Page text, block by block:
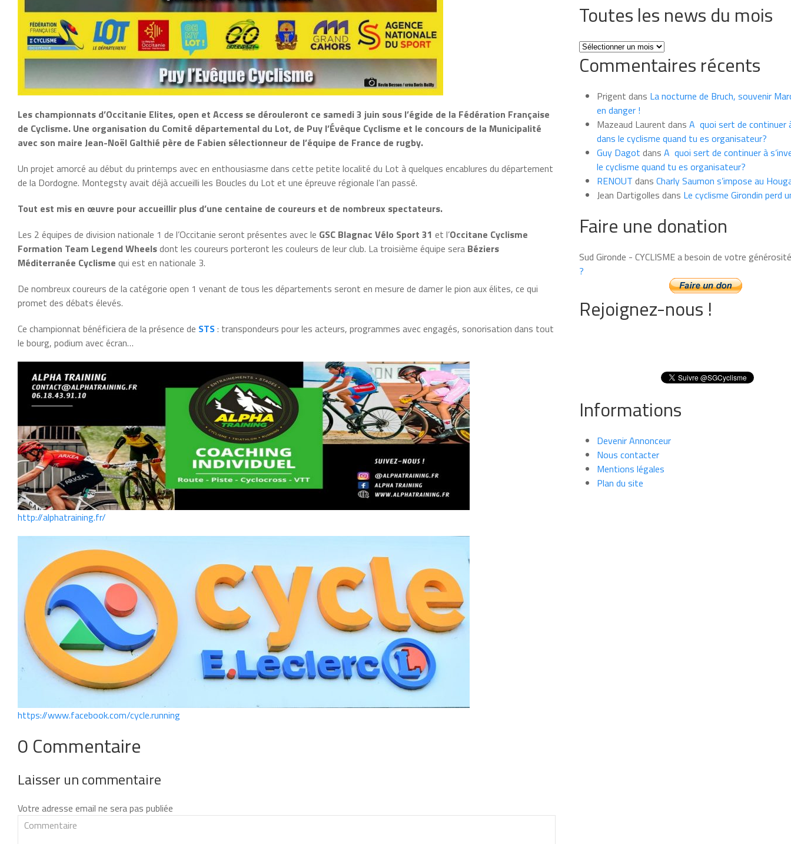
Les championnats d’Occitanie Elites, open et Access se dérouleront ce samedi 3 juin sous l’égide de la Fédération Française
de Cyclisme. Une organisation du Comité départemental du Lot, de Puy l’Évêque Cyclisme et le concours de la Municipalité
avec son maire Jean-Noël Galthié père de Fabien sélectionneur de l’équipe de France de rugby.
Un projet amorcé au début du printemps avec en enthousiasme dans cette petite localité du Lot à quelques encablures du département
de la Dordogne. Montegsty avait déjà accueilli les Boucles du Lot et une épreuve régionale l’an passé.
Tout est mis en œuvre pour accueillir plus d’une centaine de coureurs et de nombreux spectateurs.
Les 2 équipes de division nationale 1 de l’Occitanie seront présentes avec le GSC Blagnac Vélo Sport 31 et l’Occitane Cyclisme
Formation Team Legend Wheelsdont les coureurs porteront les couleurs de leur club. La troisième équipe sera Béziers
Méditerranée Cyclisme qui est en nationale 3.
De nombreux coureurs de la catégorie open 1 venant de tous les départements seront en mesure de damer le pion aux élites, ce qui
promet des débats élevés.
Ce championnat bénéficiera de la présence de STS: transpondeurs pour les acteurs, programmes avec engagés, sonorisation dans tout
le bourg, podium avec écran…
http://alphatraining.fr/
https://www.facebook.com/cycle.running
0 Commentaire
Laisser un commentaire
Votre adresse email ne sera pas publiée
Toutes les news du mois
Toutes
les
news
mois
Commentaires récents
Prigent dans La nocturne de Bruch, souvenir
en danger !
Mazeaud Laurent dans A quoi sert de continuer
dans le cyclisme quand tu es organisateur?
Guy Dagot dans A quoi sert de continuer à
le cyclisme quand tu es organisateur?
RENOUT dans Charly Saumon s’impose au
Jean Dartigolles dans Le cyclisme Girondin perd
Faire une donation
Sud Gironde - CYCLISME a besoin de votre
?
Rejoignez-nous !
Informations
Devenir Annonceur
Nous contacter
Mentions légales
Plan du site